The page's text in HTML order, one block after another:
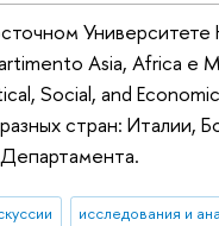
Asia, Africa
Social, and
стран: Италии,
исследования и